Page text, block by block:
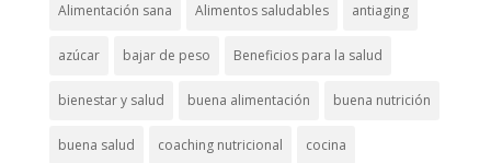
Alimentación sana Alimentos saludables antiaging
azúcar bajar de peso Beneficios para la salud
bienestar y salud buena alimentación buena nutrición
buena salud coaching nutricional cocina